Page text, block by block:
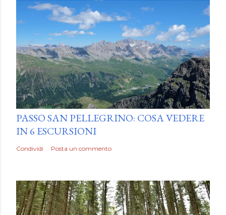
byLuca Mattiello
PASSO SAN PELLEGRINO: COSA VEDERE
IN 6 ESCURSIONI
Condividi Posta un commento